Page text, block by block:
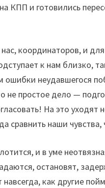
КПП и готовились
координаторов, и
к нам близко,
неудавшегося
не простое дело —
На это
сравнить наши
и в уме
остановят,
как другие